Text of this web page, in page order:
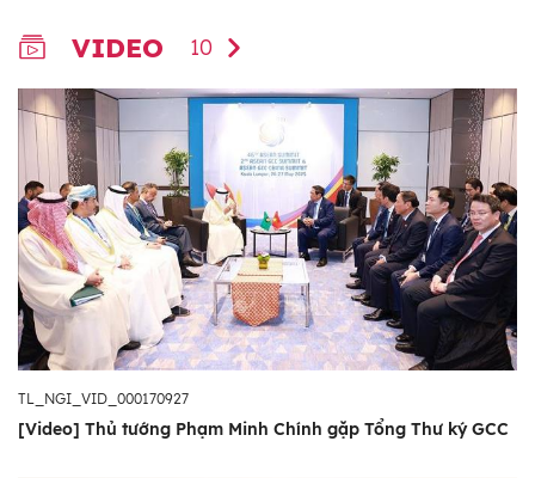
VIDEO 10
TL_NGI_VID_000170927
[Video] Thủ tướng Phạm Minh Chính gặp Tổng Thư ký GCC